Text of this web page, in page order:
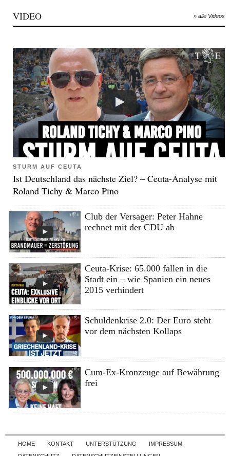
VIDEO » alle Videos
STURM AUF CEUTA
Ist Deutschland das nächste Ziel? – Ceuta-Analyse mit
Roland Tichy & Marco Pino
Club der Versager: Peter Hahne
rechnet mit der CDU ab
Ceuta-Krise: 65.000 fallen in die
Stadt ein – wie Spanien ein neues
2015 verhindert
Schuldenkrise 2.0: Der Euro steht
vor dem nächsten Kollaps
Cum-Ex-Kronzeuge auf Bewährung
frei
Skip to content
HOME KONTAKT UNTERSTÜTZUNG
IMPRESSUM